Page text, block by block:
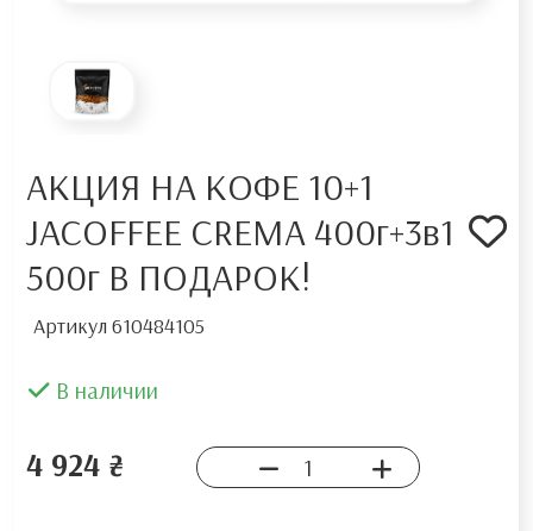
АКЦИЯ НА КОФЕ 10+1
JACOFFEE CREMA 400г+3в1
500г В ПОДАРОК!
Артикул 610484105
В наличии
4 924 ₴